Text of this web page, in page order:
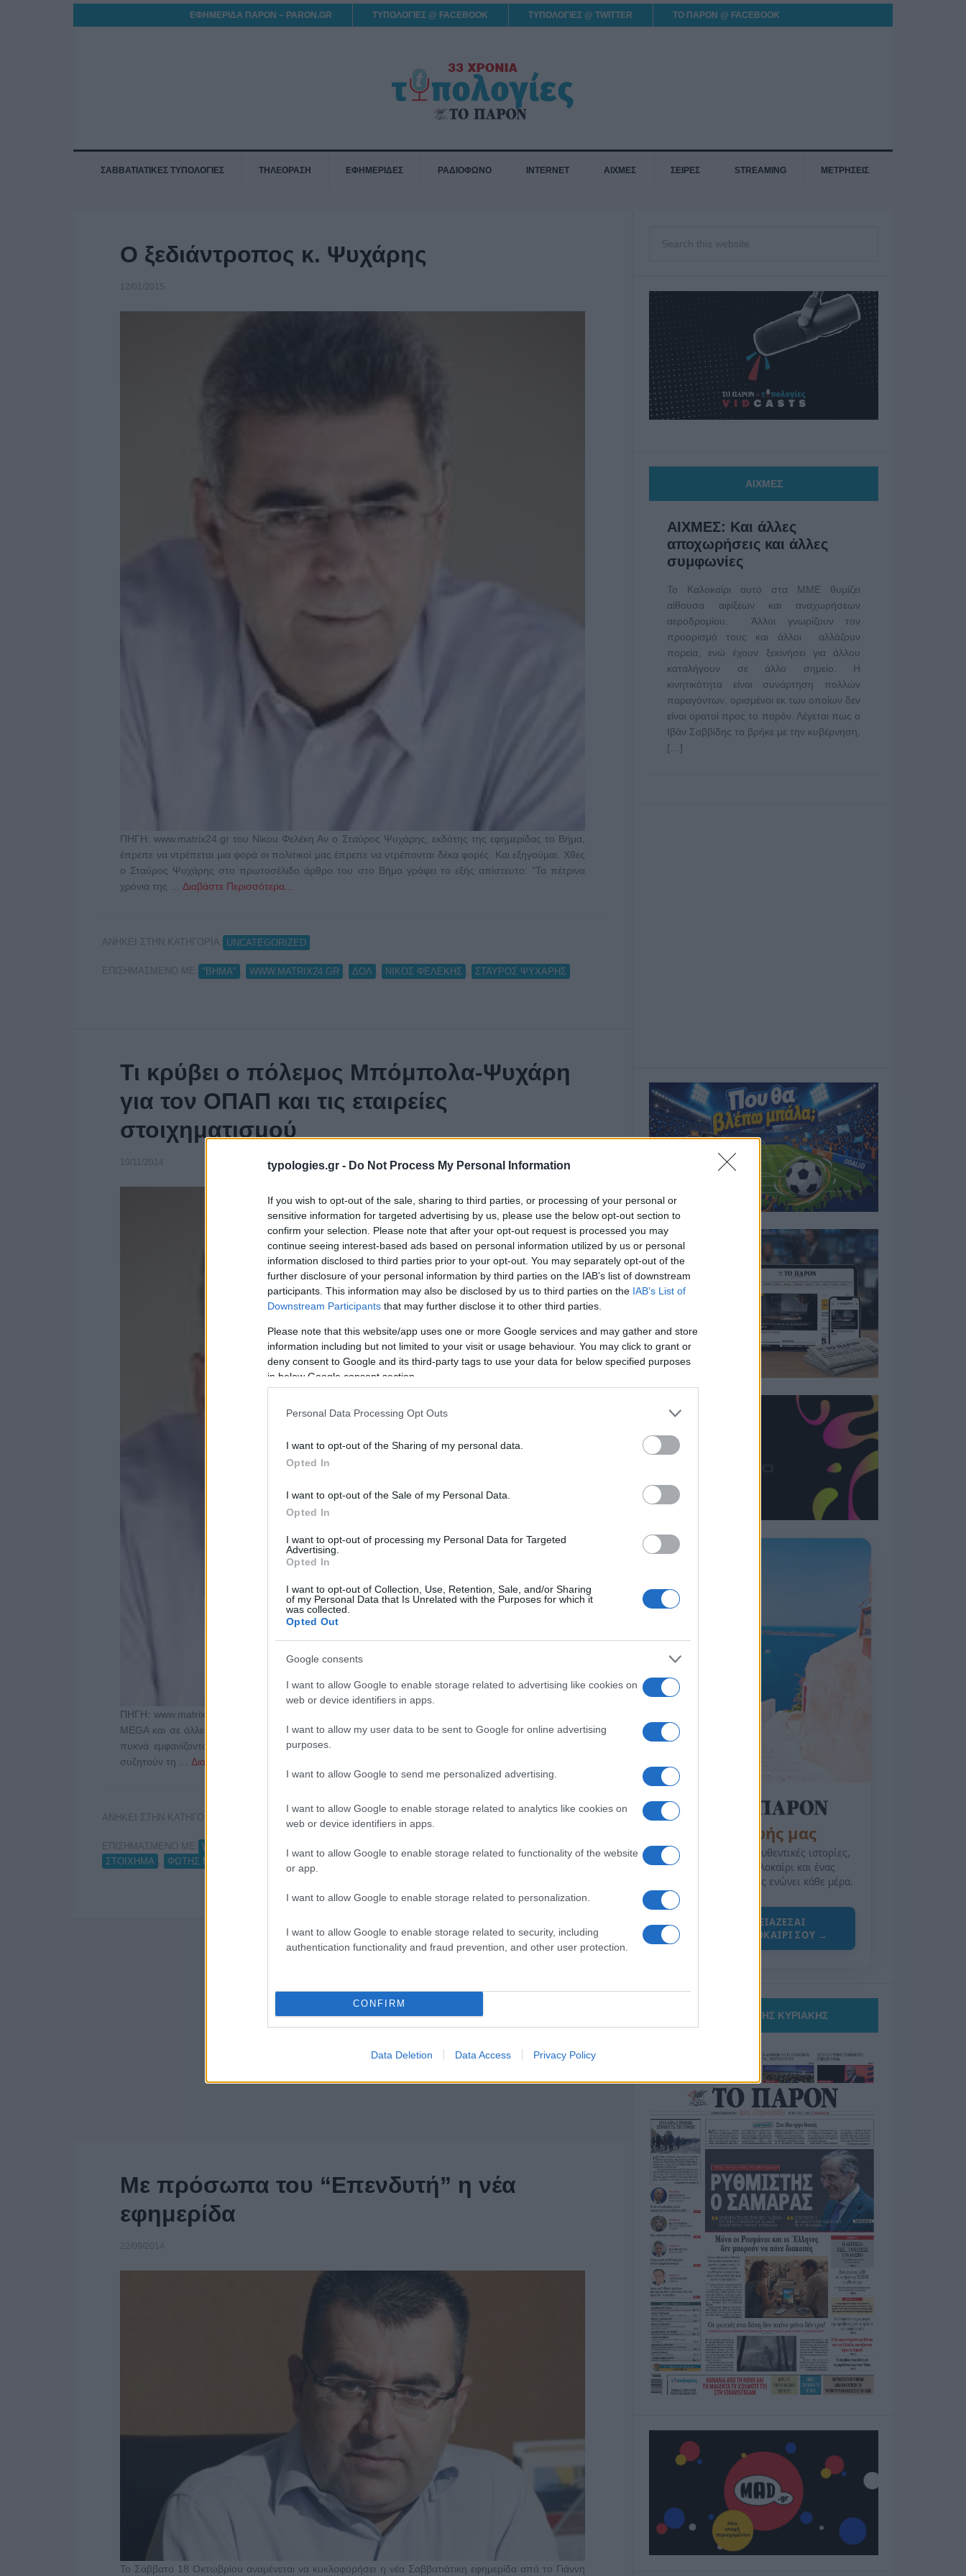
typologies.gr - Do Not Process My Personal Information
If you wish to opt-out of the sale, sharing to third parties, or processing of your personal or
sensitive information for targeted advertising by us, please use the below opt-out section to
confirm your selection. Please note that after your opt-out request is processed you may
continue seeing interest-based ads based on personal information utilized by us or personal
information disclosed to third parties prior to your opt-out. You may separately opt-out of the
further disclosure of your personal information by third parties on the IAB’s list of downstream
participants. This information may also be disclosed by us to third parties on the IAB’s List of
Downstream Participants that may further disclose it to other third parties.
Please note that this website/app uses one or more Google services and may gather and store
information including but not limited to your visit or usage behaviour. You may click to grant or
deny consent to Google and its third-party tags to use your data for below specified purposes
in below Google consent section.
Personal Data Processing Opt Outs
I want to opt-out of the Sharing of my personal data.
Opted In
I want to opt-out of the Sale of my Personal Data.
Opted In
I want to opt-out of processing my Personal Data for Targeted
Advertising.
Opted In
I want to opt-out of Collection, Use, Retention, Sale, and/or Sharing
of my Personal Data that Is Unrelated with the Purposes for which it
was collected.
Opted Out
Google consents
I want to allow Google to enable storage related to advertising like cookies on
web or device identifiers in apps.
I want to allow my user data to be sent to Google for online advertising
purposes.
I want to allow Google to send me personalized advertising.
I want to allow Google to enable storage related to analytics like cookies on
web or device identifiers in apps.
I want to allow Google to enable storage related to functionality of the website
or app.
I want to allow Google to enable storage related to personalization.
I want to allow Google to enable storage related to security, including
authentication functionality and fraud prevention, and other user protection.
CONFIRM
Data Deletion Data Access Privacy Policy
ΕΦΗΜΕΡΙΔΑ ΠΑΡΟΝ – PARON.GR ΤΥΠΟΛΟΓΙΕΣ @ FACEBOOK ΤΥΠΟΛΟΓΙΕΣ @ TWITTER ΤΟ ΠΑΡΟΝ @ FACEBOOK
ΣΑΒΒΑΤΙΑΤΙΚΕΣ ΤΥΠΟΛΟΓΙΕΣ ΤΗΛΕΟΡΑΣΗ ΕΦΗΜΕΡΙΔΕΣ ΡΑΔΙΟΦΩΝΟ INTERNET ΑΙΧΜΕΣ ΣΕΙΡΕΣ STREAMING ΜΕΤΡΗΣΕΙΣ
Ο ξεδιάντροπος κ. Ψυχάρης
12/01/2015
ΠΗΓΗ: www.matrix24.gr του Νίκου Φελέκη Αν ο Σταύρος Ψυχάρης, εκδότης της εφημερίδας το Βήμα,
έπρεπε να ντρέπεται μια φορά οι πολιτικοί μας έπρεπε να ντρέπονται δέκα φορές. Και εξηγούμαι. Χθες
ο Σταύρος Ψυχάρης στο πρωτοσέλιδο άρθρο του στο Βήμα γράφει το εξής απίστευτο: "Τα πέτρινα
χρόνια της … Διαβάστε Περισσότερα...
ΑΝΗΚΕΙ ΣΤΗΝ ΚΑΤΗΓΟΡΙΑ: UNCATEGORIZED
ΕΠΙΣΗΜΑΣΜΕΝΟ ΜΕ: "ΒΗΜΑ" WWW.MATRIX24.GR ΔΟΛ ΝΙΚΟΣ ΦΕΛΕΚΗΣ ΣΤΑΥΡΟΣ ΨΥΧΑΡΗΣ
Τι κρύβει ο πόλεμος Μπόμπολα-Ψυχάρη
για τον ΟΠΑΠ και τις εταιρείες
στοιχηματισμού
10/11/2014
ΠΗΓΗ: www.matrix24.gr Οι κύριοι Μπόμπολας και Ψυχάρης είναι συνέταιροι στον τηλεοπτικό σταθμό
MEGA και σε άλλες επιχειρηματικές-εκδοτικές προσπάθειες. Μάλιστα, τα τελευταία δύο χρόνια συχνά
πυκνά εμφανίζονται δημοσιεύματα που θέλουν τα αφεντικά του Πήγασου και του πρώην ΔΟΛ να
συζητούν τη … Διαβάστε Περισσότερα...
ΑΝΗΚΕΙ ΣΤΗΝ ΚΑΤΗΓΟΡΙΑ: UNCATEGORIZED
ΕΠΙΣΗΜΑΣΜΕΝΟ ΜΕ: WWW.MATRIX24.GR ΝΙΚΟΣ ΦΕΛΕΚΗΣ ΣΤΑΥΡΟΣ ΨΥΧΑΡΗΣ
ΣΤΟΙΧΗΜΑ
ΦΩΤΗΣ ΜΠΟΜΠΟΛΑΣ
Με πρόσωπα του “Επενδυτή” η νέα
εφημερίδα
22/09/2014
Το Σάββατο 18 Οκτωβρίου αναμένεται να κυκλοφορήσει η νέα Σαββατιάτικη εφημερίδα από το Γιάννη
ΑΙΧΜΕΣ
ΑΙΧΜΕΣ: Και άλλες
αποχωρήσεις και άλλες
συμφωνίες
Το Καλοκαίρι αυτό στα ΜΜΕ θυμίζει
αίθουσα αφίξεων και αναχωρήσεων
αεροδρομίου. Άλλοι γνωρίζουν τον
προορισμό τους και άλλοι αλλάζουν
πορεία, ενώ έχουν ξεκινήσει για άλλου
καταλήγουν σε άλλο σημείο. Η
κινητικότητα είναι συνάρτηση πολλών
παραγόντων, ορισμένοι εκ των οποίων δεν
είναι ορατοί προς το παρόν. Λέγεται πως ο
Ιβάν Σαββίδης τα βρήκε με την κυβέρνηση,
[…]
της Ζωής μας
Οι άνθρωποι, οι αυθεντικές ιστορίες,
το ελληνικό καλοκαίρι και ένας
πολιτισμός που μας ενώνει κάθε μέρα.
ΟΣΑ ΧΡΕΙΑΖΕΣΑΙ
ΓΙΑ ΤΟ ΚΑΛΟΚΑΙΡΙ ΣΟΥ →
ΤΟ ΠΑΡΟΝ ΤΗΣ ΚΥΡΙΑΚΗΣ